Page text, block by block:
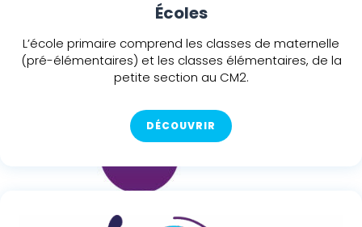
Écoles
L’école primaire comprend les classes de maternelle
(pré-élémentaires) et les classes élémentaires, de la
petite section au CM2.
DÉCOUVRIR